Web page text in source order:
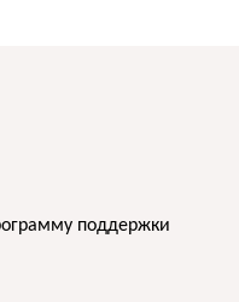
поддержки